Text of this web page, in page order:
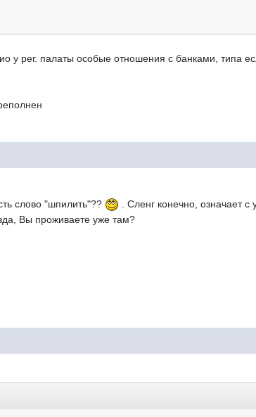
у рег. палаты особые отношения с банками, типа
слово "шпилить"??
. Сленг конечно, означает
Вы проживаете уже там?